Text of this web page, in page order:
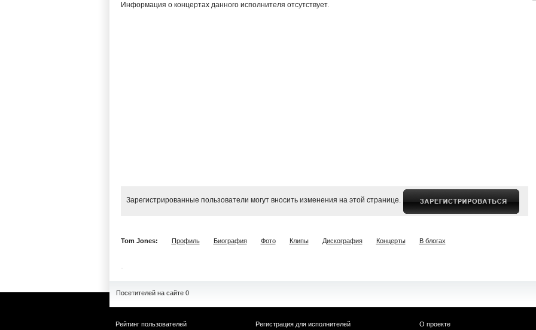
Информация о концертах данного исполнителя отсутствует.
Зарегистрированные пользователи могут вносить изменения на этой странице.
Tom Jones: Профиль Биография Фото Клипы Дискография Концерты В блогах
Посетителей на сайте 0
Рейтинг пользователей
Регистрация для исполнителей
О проекте